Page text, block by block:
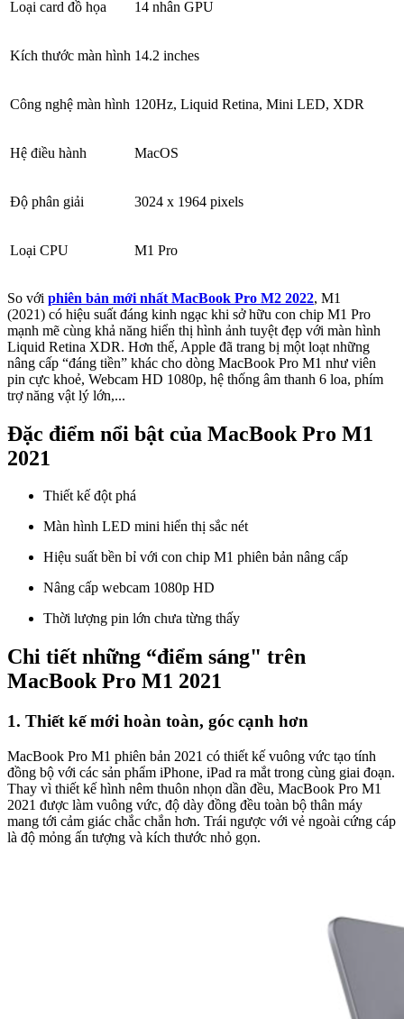
Loại card đồ họa 14 nhân GPU
Kích thước màn hình 14.2 inches
Công nghệ màn hình 120Hz, Liquid Retina, Mini LED, XDR
Hệ điều hành MacOS
Độ phân giải 3024 x 1964 pixels
Loại CPU M1 Pro
So với phiên bản mới nhất MacBook Pro M2 2022, M1
(2021) có hiệu suất đáng kinh ngạc khi sở hữu con chip M1 Pro
mạnh mẽ cùng khả năng hiển thị hình ảnh tuyệt đẹp với màn hình
Liquid Retina XDR. Hơn thế, Apple đã trang bị một loạt những
nâng cấp “đáng tiền” khác cho dòng MacBook Pro M1 như viên
pin cực khoẻ, Webcam HD 1080p, hệ thống âm thanh 6 loa, phím
trợ năng vật lý lớn,...
Đặc điểm nổi bật của MacBook Pro M1
2021
Thiết kế đột phá
Màn hình LED mini hiển thị sắc nét
Hiệu suất bền bỉ với con chip M1 phiên bản nâng cấp
Nâng cấp webcam 1080p HD
Thời lượng pin lớn chưa từng thấy
Chi tiết những “điểm sáng" trên
MacBook Pro M1 2021
1. Thiết kế mới hoàn toàn, góc cạnh hơn
MacBook Pro M1 phiên bản 2021 có thiết kế vuông vức tạo tính
đồng bộ với các sản phẩm iPhone, iPad ra mắt trong cùng giai đoạn.
Thay vì thiết kế hình nêm thuôn nhọn dần đều, MacBook Pro M1
2021 được làm vuông vức, độ dày đồng đều toàn bộ thân máy
mang tới cảm giác chắc chắn hơn. Trái ngược với vẻ ngoài cứng cáp
là độ mỏng ấn tượng và kích thước nhỏ gọn.